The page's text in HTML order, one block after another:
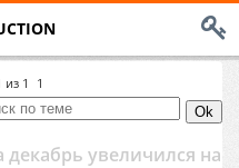
из 1 1
декабрь увеличился на